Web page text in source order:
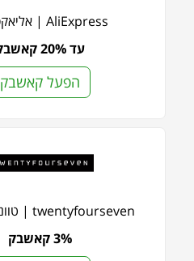
AliExpress | אליאקספרס
עד 20% קאשבק
הפעל קאשבק
twentyfourseven | טוונטי פור סבן
3% קאשבק